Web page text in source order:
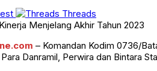
Threads
– Komandan Kodim 0736/
Danramil, Perwira dan Bintara